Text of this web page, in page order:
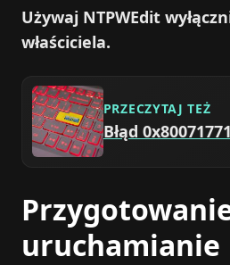
Używaj NTPWEdit
właściciela.
PRZECZYTAJ TEŻ
Błąd
uruchamianie